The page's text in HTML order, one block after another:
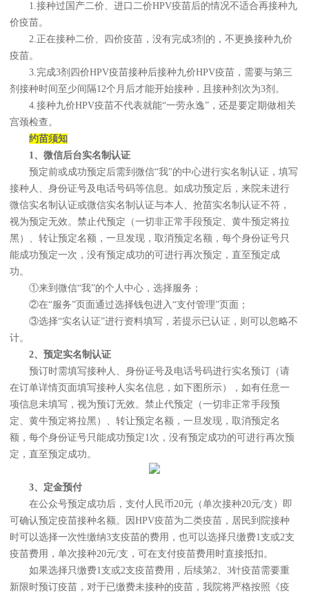
1.接种过国产二价、进口二价HPV疫苗后的情况不适合再接种九
价疫苗。
2.正在接种二价、四价疫苗，没有完成3剂的，不更换接种九价
疫苗。
3.完成3剂四价HPV疫苗接种后接种九价HPV疫苗，需要与第三
剂接种时间至少间隔12个月后才能开始接种，且接种剂次为3剂。
4.接种九价HPV疫苗不代表就能“一劳永逸”，还是要定期做相关
宫颈检查。
约苗须知
1、微信后台实名制认证
预定前或成功预定后需到微信“我"的中心进行实名制认证，填写
接种人、身份证号及电话号码等信息。如成功预定后，来院未进行
微信实名制认证或微信实名制认证与本人、抢苗实名制认证不符，
视为预定无效。禁止代预定（一切非正常手段预定、黄牛预定将拉
黑）、转让预定名额，一旦发现，取消预定名额，每个身份证号只
能成功预定一次，没有预定成功的可进行再次预定，直至预定成
功。
①来到微信“我”的个人中心，选择服务；
②在“服务”页面通过选择钱包进入“支付管理”页面；
③选择“实名认证”进行资料填写，若提示已认证，则可以忽略不
计。
2、预定实名制认证
预订时需填写接种人、身份证号及电话号码进行实名预订（请
在订单详情页面填写接种人实名信息，如下图所示），如有任意一
项信息未填写，视为预订无效。禁止代预定（一切非正常手段预
定、黄牛预定将拉黑）、转让预定名额，一旦发现，取消预定名
额，每个身份证号只能成功预定1次，没有预定成功的可进行再次预
定，直至预定成功。
3、定金预付
在公众号预定成功后，支付人民币20元（单次接种20元/支）即
可确认预定疫苗接种名额。因HPV疫苗为二类疫苗，居民到院接种
时可以选择一次性缴纳3支疫苗的费用，也可以选择只缴费1支或2支
疫苗费用，单次接种20元/支，可在支付疫苗费用时直接抵扣。
如果选择只缴费1支或2支疫苗费用，后续第2、3针疫苗需要重
新限时预订疫苗，对于已缴费未接种的疫苗，我院将严格按照《疫